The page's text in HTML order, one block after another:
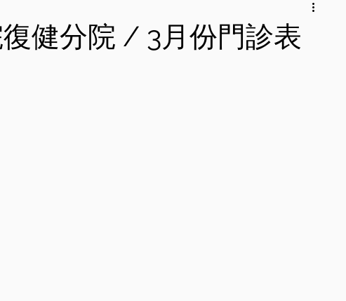
健分院 / 3月份門診表